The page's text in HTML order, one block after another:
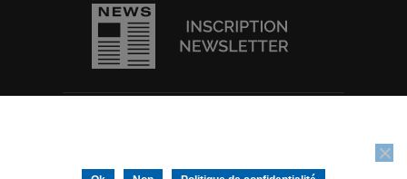
Tous droits réservés © Ville de Thouars -